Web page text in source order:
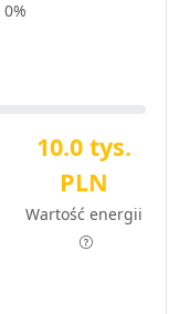
0%
10.0 tys.
PLN
Wartość energii